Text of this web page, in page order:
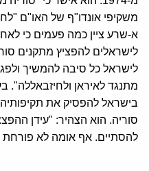
משקיפי אונדו"ף של האו"ם
א-שרע ציין כמה פעמים כי
לישראלים להפציץ מתקנים
לישראל כל סיבה להמשיך
מתנגד לאיראן ולחיזבאללה".
בישראל להפסיק את
סוריה. הוא הצהיר: "עידן
להסתיים. אף אומה לא